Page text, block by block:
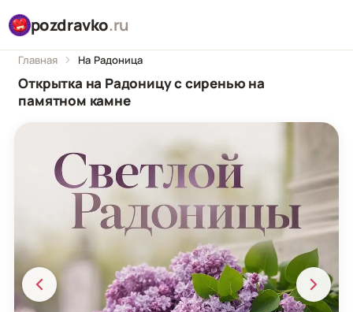
pozdravko.ru
Главная На Радоница
Открытка на Радоницу с сиренью на
памятном камне